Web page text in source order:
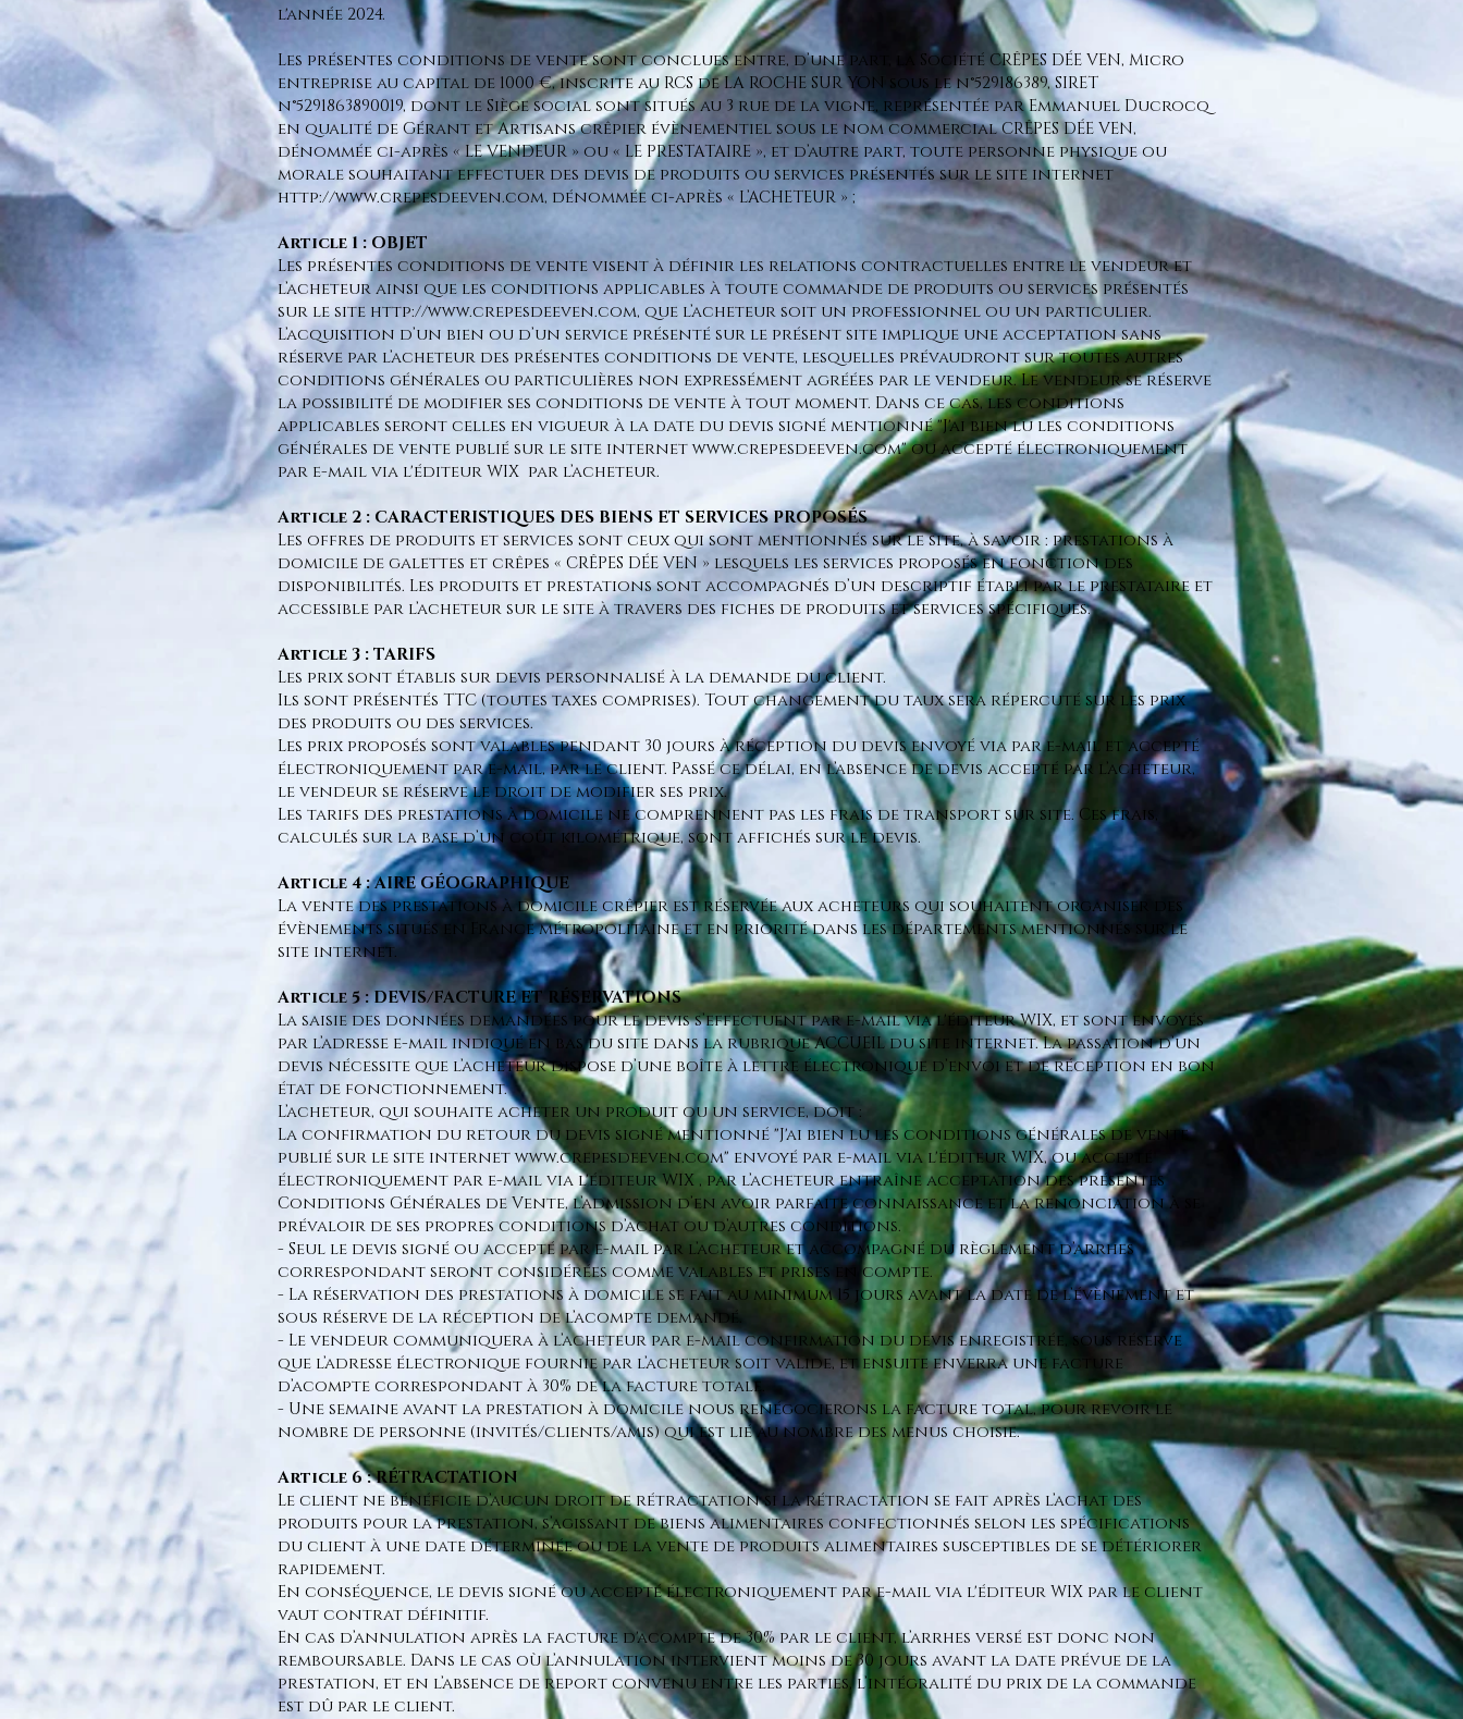
l'année 2024.
Les présentes conditions de vente sont conclues entre, d’une part, la Société CRÊPES DÉE VEN, Micro
entreprise au capital de 1000 €, inscrite au RCS de LA ROCHE SUR YON sous le n°529186389, SIRET
n°5291863890019, dont le Siège social sont situés au 3 rue de la vigne, représentée par Emmanuel Ducrocq
en qualité de Gérant et Artisans crêpier évènementiel sous le nom commercial CRÊPES DÉE VEN,
dénommée ci-après « LE VENDEUR » ou « LE PRESTATAIRE », et d’autre part, toute personne physique ou
morale souhaitant effectuer des devis de produits ou services présentés sur le site internet
http://www.crepesdeeven.com, dénommée ci-après « L’ACHETEUR » ;
Article 1 : OBJET
Les présentes conditions de vente visent à définir les relations contractuelles entre le vendeur et
l’acheteur ainsi que les conditions applicables à toute commande de produits ou services présentés
sur le site http://www.crepesdeeven.com, que l’acheteur soit un professionnel ou un particulier.
L’acquisition d’un bien ou d’un service présenté sur le présent site implique une acceptation sans
réserve par l’acheteur des présentes conditions de vente, lesquelles prévaudront sur toutes autres
conditions générales ou particulières non expressément agréées par le vendeur. Le vendeur se réserve
la possibilité de modifier ses conditions de vente à tout moment. Dans ce cas, les conditions
applicables seront celles en vigueur à la date du devis signé mentionné "J'ai bien lu les conditions
générales de vente publié sur le site internetwww.crepesdeeven.com" ou accepté électroniquement
par e-mail via l'éditeur WIX par l’acheteur.
Article 2 : CARACTERISTIQUES DES BIENS ET SERVICES PROPOSÉS
Les offres de produits et services sont ceux qui sont mentionnés sur le site, à savoir : prestations à
domicile de galettes et crêpes « CRÊPES DÉE VEN » lesquels les services proposés en fonction des
disponibilités. Les produits et prestations sont accompagnés d’un descriptif établi par le prestataire et
accessible par l’acheteur sur le site à travers des fiches de produits et services spécifiques.
Article 3 : TARIFS
Les prix sont établis sur devis personnalisé à la demande du client.
Ils sont présentés TTC (toutes taxes comprises). Tout changement du taux sera répercuté sur les prix
des produits ou des services.
Les prix proposés sont valables pendant 30 jours à réception du devis envoyé via par e-mail et accepté
électroniquement par e-mail, par le client. Passé ce délai, en l’absence de devis accepté par l’acheteur,
le vendeur se réserve le droit de modifier ses prix.
Les tarifs des prestations à domicile ne comprennent pas les frais de transport sur site. Ces frais,
calculés sur la base d’un coût kilométrique, sont affichés sur le devis.
Article 4 : AIRE GÉOGRAPHIQUE
La vente des prestations à domicile crêpier est réservée aux acheteurs qui souhaitent organiser des
évènements situés en France métropolitaine et en priorité dans les départements mentionnés sur le
site internet.
Article 5 : DEVIS/FACTURE ET RÉSERVATIONS
La saisie des données demandées pour le devis s’effectuent par e-mail via l'éditeur WIX, et sont envoyés
par l’adresse e-mail indiqué en bas du site dans la rubrique ACCUEIL du site internet. La passation d’un
devis nécessite que l’acheteur dispose d’une boîte à lettre électronique d’envoi et de réception en bon
état de fonctionnement.
L’acheteur, qui souhaite acheter un produit ou un service, doit :
La confirmation du retour du devis signé mentionné "J'ai bien lu les conditions générales de vente
publié sur le site internetwww.crepesdeeven.com" envoyé par e-mail via l'éditeur WIX, ou accepté
électroniquement par e-mail via l'éditeur WIX , par l’acheteur entraîne acceptation des présentes
Conditions Générales de Vente, l’admission d’en avoir parfaite connaissance et la renonciation à se
prévaloir de ses propres conditions d’achat ou d’autres conditions.
- Seul le devis signé ou accepté par e-mail par l’acheteur et accompagné du règlement d’arrhes
correspondant seront considérées comme valables et prises en compte.
- La réservation des prestations à domicile se fait au minimum 15 jours avant la date de l’évènement et
sous réserve de la réception de l’acompte demandé.
- Le vendeur communiquera à l’acheteur par e-mail confirmation du devis enregistrée, sous réserve
que l’adresse électronique fournie par l’acheteur soit valide, et ensuite enverra une facture
d’acompte correspondant à 30% de la facture totale.
- Une semaine avant la prestation à domicile nous renégocierons la facture total, pour revoir le
nombre de personne (invités/clients/amis) qui est lié au nombre des menus choisie.
Article 6 : RÉTRACTATION
Le client ne bénéficie d’aucun droit de rétractation si la rétractation se fait après l’achat des
produits pour la prestation, s’agissant de biens alimentaires confectionnés selon les spécifications
du client à une date déterminée ou de la vente de produits alimentaires susceptibles de se détériorer
rapidement.
En conséquence, le devis signé ou accepté électroniquement par e-mail via l'éditeur WIX par le client
vaut contrat définitif.
En cas d’annulation après la facture d'acompte de 30% par le client, l’arrhes versé est donc non
remboursable. Dans le cas où l’annulation intervient moins de 30 jours avant la date prévue de la
prestation, et en l’absence de report convenu entre les parties, l’intégralité du prix de la commande
est dû par le client.